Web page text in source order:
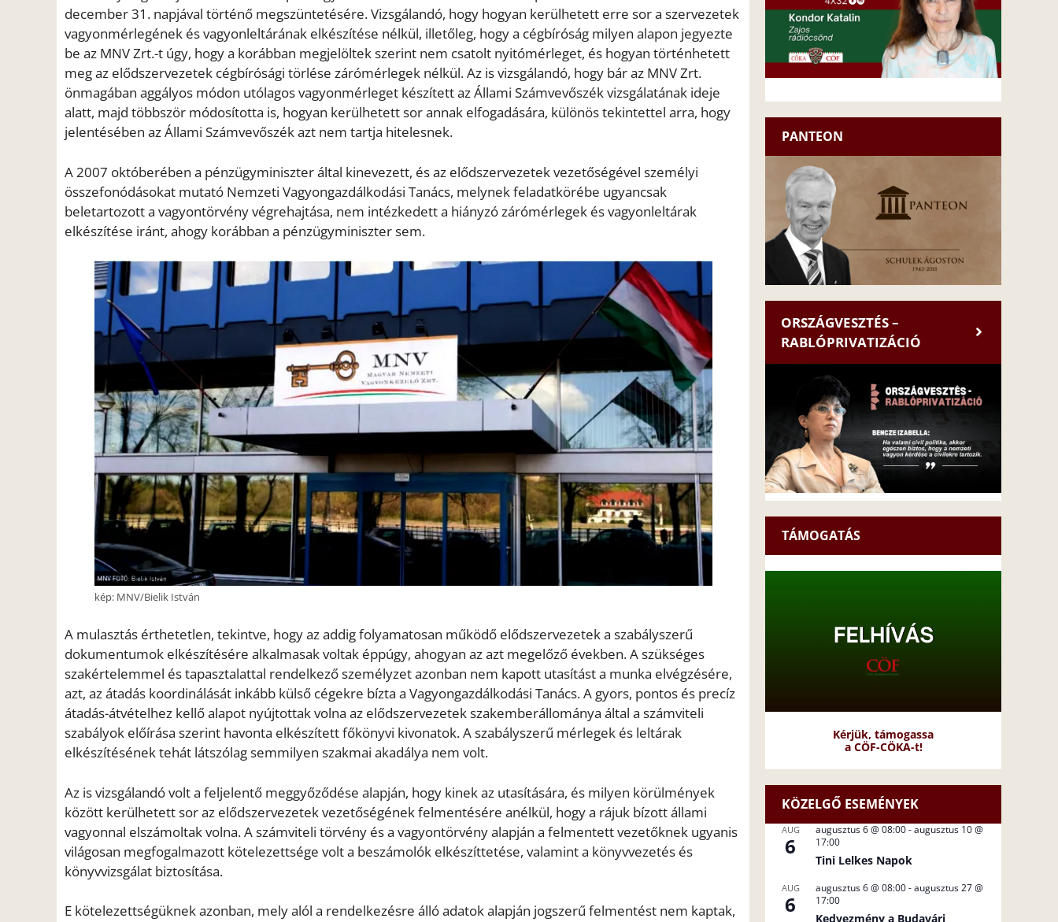
december 31. napjával történő megszüntetésére. Vizsgálandó, hogy hogyan kerülhetett erre sor a szervezetek
vagyonmérlegének és vagyonleltárának elkészítése nélkül, illetőleg, hogy a cégbíróság milyen alapon jegyezte
be az MNV Zrt.-t úgy, hogy a korábban megjelöltek szerint nem csatolt nyitómérleget, és hogyan történhetett
meg az elődszervezetek cégbírósági törlése zárómérlegek nélkül. Az is vizsgálandó, hogy bár az MNV Zrt.
önmagában aggályos módon utólagos vagyonmérleget készített az Állami Számvevőszék vizsgálatának ideje
alatt, majd többször módosította is, hogyan kerülhetett sor annak elfogadására, különös tekintettel arra, hogy
jelentésében az Állami Számvevőszék azt nem tartja hitelesnek.
A 2007 októberében a pénzügyminiszter által kinevezett, és az elődszervezetek vezetőségével személyi
összefonódásokat mutató Nemzeti Vagyongazdálkodási Tanács, melynek feladatkörébe ugyancsak
beletartozott a vagyontörvény végrehajtása, nem intézkedett a hiányzó zárómérlegek és vagyonleltárak
elkészítése iránt, ahogy korábban a pénzügyminiszter sem.
kép: MNV/Bielik István
A mulasztás érthetetlen, tekintve, hogy az addig folyamatosan működő elődszervezetek a szabályszerű
dokumentumok elkészítésére alkalmasak voltak éppúgy, ahogyan az azt megelőző években. A szükséges
szakértelemmel és tapasztalattal rendelkező személyzet azonban nem kapott utasítást a munka elvégzésére,
azt, az átadás koordinálását inkább külső cégekre bízta a Vagyongazdálkodási Tanács. A gyors, pontos és precíz
átadás-átvételhez kellő alapot nyújtottak volna az elődszervezetek szakemberállománya által a számviteli
szabályok előírása szerint havonta elkészített főkönyvi kivonatok. A szabályszerű mérlegek és leltárak
elkészítésének tehát látszólag semmilyen szakmai akadálya nem volt.
Az is vizsgálandó volt a feljelentő meggyőződése alapján, hogy kinek az utasítására, és milyen körülmények
között kerülhetett sor az elődszervezetek vezetőségének felmentésére anélkül, hogy a rájuk bízott állami
vagyonnal elszámoltak volna. A számviteli törvény és a vagyontörvény alapján a felmentett vezetőknek ugyanis
világosan megfogalmazott kötelezettsége volt a beszámolók elkészíttetése, valamint a könyvvezetés és
könyvvizsgálat biztosítása.
E kötelezettségüknek azonban, mely alól a rendelkezésre álló adatok alapján jogszerű felmentést nem kaptak,
PANTEON
ORSZÁGVESZTÉS –
RABLÓPRIVATIZÁCIÓ
TÁMOGATÁS
Kérjük, támogassa
a CÖF-CÖKA-t!
KÖZELGŐ ESEMÉNYEK
AUG
6
augusztus 6 @ 08:00-augusztus 10 @
17:00
Tini Lelkes Napok
AUG
6
augusztus 6 @ 08:00-augusztus 27 @
17:00
Kedvezmény a Budavári